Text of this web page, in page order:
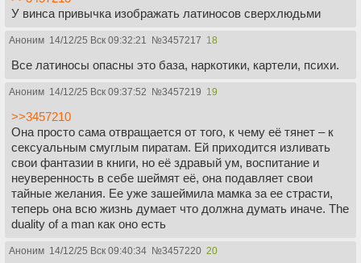
У винса привычка изображать латиносов сверхлюдьми
Аноним 14/12/25 Вск 09:32:21 №3457217 18
Все латиносы опасны это база, наркотики, картели, психи.
Аноним 14/12/25 Вск 09:37:52 №3457219 19
>>3457210
Она просто сама отвращается от того, к чему еë тянет – к
сексуальным смуглым пиратам. Ей приходится изливать
свои фантазии в книги, но еë здравый ум, воспитание и
неуверенность в себе шеймят еë, она подавляет свои
тайные желания. Ее уже зашеймила мамка за ее страсти,
теперь она всю жизнь думает что должна думать иначе. The
duality of a man как оно есть
Аноним 14/12/25 Вск 09:40:34 №3457220 20